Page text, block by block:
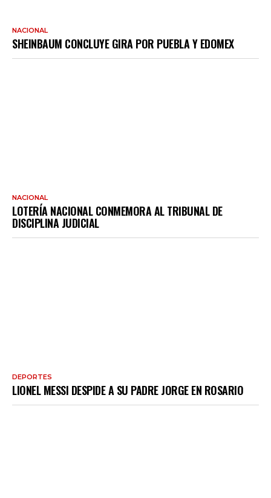
NACIONAL
SHEINBAUM CONCLUYE GIRA POR PUEBLA Y EDOMEX
NACIONAL
LOTERÍA NACIONAL CONMEMORA AL TRIBUNAL DE
DISCIPLINA JUDICIAL
DEPORTES
LIONEL MESSI DESPIDE A SU PADRE JORGE EN ROSARIO